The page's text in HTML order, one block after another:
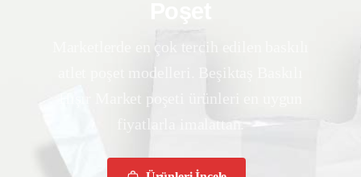
Marketlerde en çok tercih edilen baskılı
atlet poşet modelleri. Beşiktaş Baskılı
Hışır Market poşeti ürünleri en uygun
fiyatlarla imalattan.